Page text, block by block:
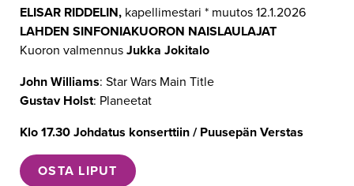
ELISAR RIDDELIN, kapellimestari * muutos 12.1.2026
LAHDEN SINFONIAKUORON NAISLAULAJAT
Kuoron valmennusJukka Jokitalo
John Williams: Star Wars Main Title
Gustav Holst: Planeetat
Klo 17.30 Johdatus konserttiin / Puusepän Verstas
OSTA LIPUT